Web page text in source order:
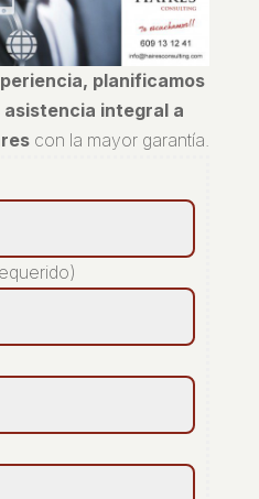
planificamos
integral a
con la mayor garantía.